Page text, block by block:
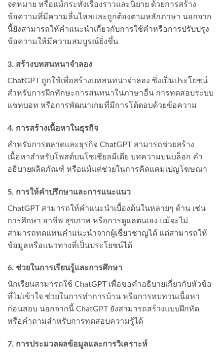
จดหมาย หรือแม้กระทั่งเรื่องราวและนิยาย ด้วยการสร้าง
ข้อความที่มีความลื่นไหลและถูกต้องตามหลักภาษา นอกจาก
นี้ยังสามารถให้คำแนะนำเกี่ยวกับการใช้คำหรือการปรับปรุง
ข้อความให้มีความสมบูรณ์ยิ่งขึ้น
3. สร้างบทสนทนาจำลอง
ChatGPT ถูกใช้เพื่อสร้างบทสนทนาจำลอง ซึ่งเป็นประโยชน์
สำหรับการฝึกทักษะการสนทนาในภาษาอื่น การทดสอบระบบ
แชทบอท หรือการพัฒนาเกมที่มีการโต้ตอบด้วยข้อความ
4. การสร้างเนื้อหาในธุรกิจ
สำหรับการตลาดและธุรกิจ ChatGPT สามารถช่วยสร้าง
เนื้อหาสำหรับโพสต์บนโซเชียลมีเดีย บทความบนบล็อก คำ
อธิบายผลิตภัณฑ์ หรือแม้แต่ช่วยในการคิดแคมเปญโฆษณา
5. การให้คำปรึกษาและการแนะแนว
ChatGPT สามารถให้คำแนะนำเบื้องต้นในหลายๆ ด้าน เช่น
การศึกษา อาชีพ สุขภาพ หรือการดูแลตนเอง แม้จะไม่
สามารถทดแทนคำแนะนำจากผู้เชี่ยวชาญได้ แต่สามารถให้
ข้อมูลหรือแนวทางที่เป็นประโยชน์ได้
6. ช่วยในการเรียนรู้และการศึกษา
นักเรียนสามารถใช้ ChatGPT เพื่อขอคำอธิบายเกี่ยวกับหัวข้อ
ที่ไม่เข้าใจ ช่วยในการทำการบ้าน หรือการทบทวนเนื้อหา
ก่อนสอบ นอกจากนี้ ChatGPT ยังสามารถสร้างแบบฝึกหัด
หรือคำถามสำหรับการทดสอบความรู้ได้
7. การประมวลผลข้อมูลและการวิเคราะห์